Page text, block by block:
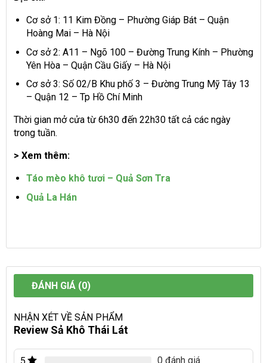
Cơ sở 1: 11 Kim Đồng – Phường Giáp Bát – Quận
Hoàng Mai – Hà Nội
Cơ sở 2: A11 – Ngõ 100 – Đường Trung Kính – Phường
Yên Hòa – Quận Cầu Giấy – Hà Nội
Cơ sở 3: Số 02/B Khu phố 3 – Đường Trung Mỹ Tây 13
– Quận 12 – Tp Hồ Chí Minh
Thời gian mở cửa từ 6h30 đến 22h30 tất cả các ngày
trong tuần.
> Xem thêm:
Táo mèo khô tươi – Quả Sơn Tra
Quả La Hán
ĐÁNH GIÁ (0)
NHẬN XÉT VỀ SẢN PHẨM
Review Sả Khô Thái Lát
0 đánh giá